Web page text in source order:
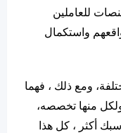
للعاملين
واستكمال
ومع ذلك ، فهما
منها تخصصه،
أكثر ، كل هذا